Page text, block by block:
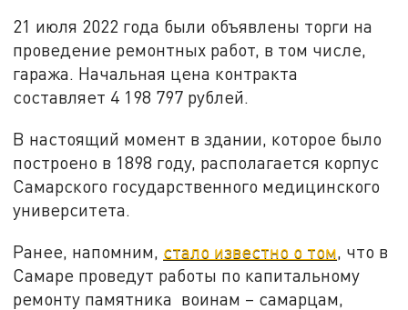
21 июля 2022 года были объявлены торги на
проведение ремонтных работ, в том числе,
гаража. Начальная цена контракта
составляет 4 198 797 рублей.
В настоящий момент в здании, которое было
построено в 1898 году, располагается корпус
Самарского государственного медицинского
университета.
Ранее, напомним, стало известно о том, что в
Самаре проведут работы по капитальному
ремонту памятника воинам – самарцам,